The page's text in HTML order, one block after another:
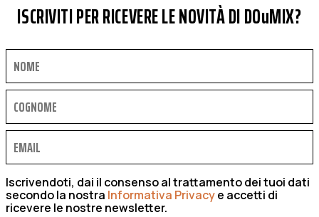
ISCRIVITI PER RICEVERE LE NOVITÀ DI DOuMIX?
Iscrivendoti, dai il consenso al trattamento dei tuoi dati
secondo la nostra Informativa Privacye accetti di
ricevere le nostre newsletter.